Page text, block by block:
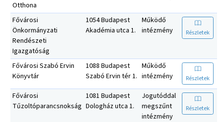
Otthona
Fővárosi
Önkormányzati
Rendészeti
Igazgatóság
1054 Budapest
Akadémia utca 1.
Működő
intézmény
Részletek
Fővárosi Szabó Ervin
Könyvtár
1088 Budapest
Szabó Ervin tér 1.
Működő
intézmény
Részletek
Fővárosi
Tűzoltóparancsnokság
1081 Budapest
Dologház utca 1.
Jogutóddal
megszűnt
intézmény
Részletek